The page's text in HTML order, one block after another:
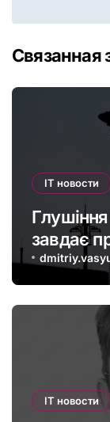
Связанная
IT новости
завдає
Європі:
IT новости